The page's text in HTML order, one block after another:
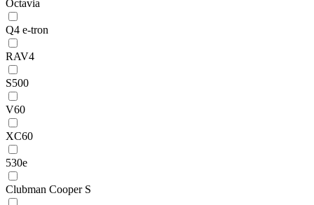
Octavia
Q4 e-tron
RAV4
S500
V60
XC60
530e
Clubman Cooper S